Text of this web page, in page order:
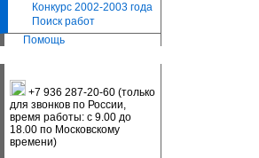
Конкурс 2002-2003 года
Поиск работ
Помощь
+7 936 287-20-60 (только
для звонков по России,
время работы: с 9.00 до
18.00 по Московскому
времени)